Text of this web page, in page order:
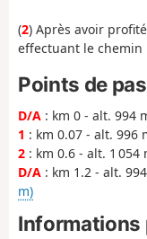
(2) Après avoir
effectuant le chemin
Points de
D/A : km 0 - alt. 994
1 : km 0.07 - alt. 996
2 : km 0.6 - alt. 1
D/A : km 1.2 - alt.
m)
Informations